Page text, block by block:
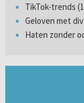
TikTok-trends
Geloven met
Haten zonder